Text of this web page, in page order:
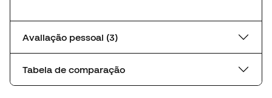
Avaliação pessoal (3)
Tabela de comparação